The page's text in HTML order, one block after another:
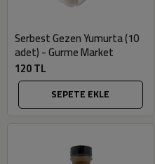
Serbest Gezen Yumurta (10
adet) - Gurme Market
120 TL
SEPETE EKLE